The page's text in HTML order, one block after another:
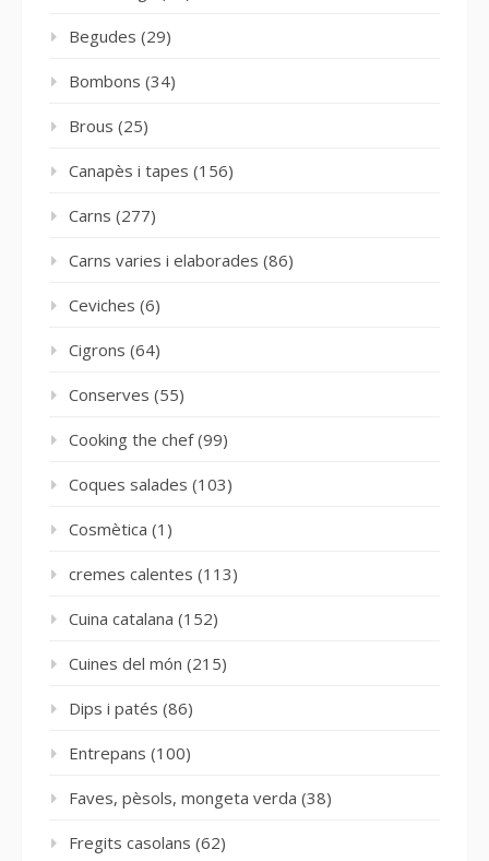
Begudes (29)
Bombons (34)
Brous (25)
Canapès i tapes (156)
Carns (277)
Carns varies i elaborades (86)
Ceviches (6)
Cigrons (64)
Conserves (55)
Cooking the chef(99)
Coques salades (103)
Cosmètica (1)
cremes calentes (113)
Cuina catalana (152)
Cuines del món (215)
Dips i patés (86)
Entrepans (100)
Faves, pèsols, mongeta verda (38)
Fregits casolans (62)